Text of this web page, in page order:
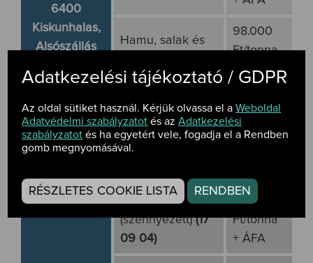
Adatkezelési tájékoztató / GDPR
Az oldal sütiket használ. Kérjük olvassa el aWeboldal
Adatvédelmi szabályzatot és azAdatkezelési
szabályzatot és ha egyetért vele, fogadja el a Rendben
gomb megnyomásával.
RÉSZLETES COOKIE LISTA RENDBEN
6400
Kiskunhalas,
Alsószállás
0995/12 hrsz.
Nyitvatartás
Hétfőtől
péntekig:
Hamu, salak és
98.000
Ft/tonna
+ ÁFA
Biológiailag
lebomló hulladék
(20 02 01)
Ft/tonna
+ ÁFA
Építési törmelék
(szennyezett)(17
09 04)
40.000
Ft/tonna
+ ÁFA